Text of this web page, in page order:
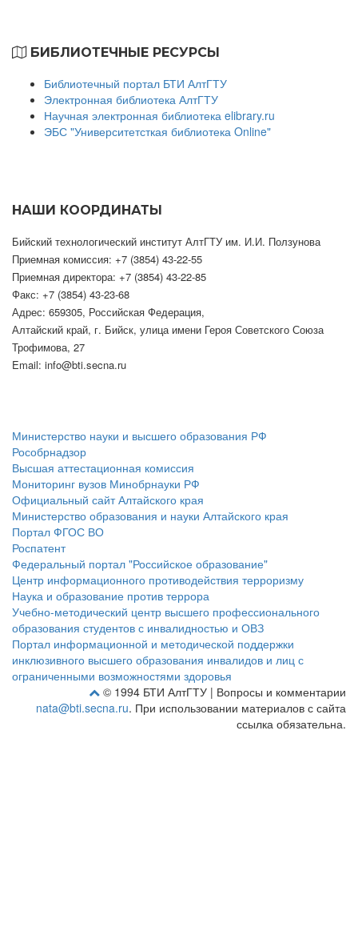
БИБЛИОТЕЧНЫЕ РЕСУРСЫ
Библиотечный портал БТИ АлтГТУ
Электронная библиотека АлтГТУ
Научная электронная библиотека elibrary.ru
ЭБС "Университетсткая библиотека Online"
НАШИ КООРДИНАТЫ
Бийский технологический институт АлтГТУ им. И.И. Ползунова
Приемная комиссия: +7 (3854) 43-22-55
Приемная директора: +7 (3854) 43-22-85
Факс: +7 (3854) 43-23-68
Адрес: 659305, Российская Федерация,
Алтайский край, г. Бийск, улица имени Героя Советского Союза
Трофимова, 27
Email: info@bti.secna.ru
Министерство науки и высшего образования РФ
Рособрнадзор
Высшая аттестационная комиссия
Мониторинг вузов Минобрнауки РФ
Официальный сайт Алтайского края
Министерство образования и науки Алтайского края
Портал ФГОС ВО
Роспатент
Федеральный портал "Российское образование"
Центр информационного противодействия терроризму
Наука и образование против террора
Учебно-методический центр высшего профессионального
образования студентов с инвалидностью и ОВЗ
Портал информационной и методической поддержки
инклюзивного высшего образования инвалидов и лиц с
ограниченными возможностями здоровья
© 1994 БТИ АлтГТУ | Вопросы и комментарии
nata@bti.secna.ru. При использовании материалов с сайта
ссылка обязательна.